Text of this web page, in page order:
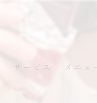
サービス メニュ